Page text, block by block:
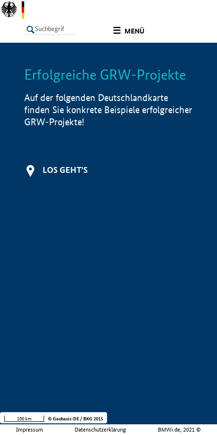
MENÜ
LISTE Info
Erfolgreiche GRW-Projekte
Auf der folgenden Deutschlandkarte
finden Sie konkrete Beispiele erfolgreicher
GRW-Projekte!
LOS GEHT'S
Impressum Datenschutzerklärung BMWi.de, 2021 ©
100 km © Geobasis-DE / BKG 2015